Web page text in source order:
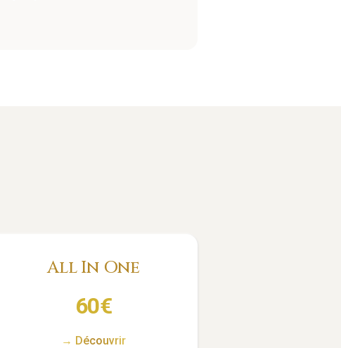
All In One
60€
→ Découvrir